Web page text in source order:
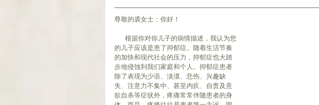
尊敬的裘女士：你好！
的儿子应该是患了抑郁症。随着生活节奏
的加快和现代社会的压力，抑郁症也大踏
步地侵蚀到我们家庭和个人。抑郁症患者
除了表现为少语、淡漠、悲伤、兴趣缺
失、注意力不集中、甚至内疚、自责及意
欲自杀等症状外，疼痛常常伴随患者的身